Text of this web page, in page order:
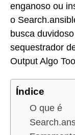
enganoso ou
o
busca
sequestrador
Output Algo
Índice
O que é